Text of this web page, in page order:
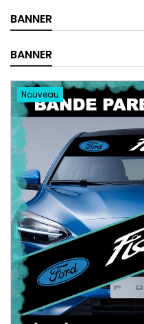
BANNER
BANNER
Nouveau